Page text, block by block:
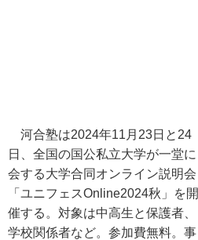
河合塾は2024年11月23日と24
日、全国の国公私立大学が一堂に
会する大学合同オンライン説明会
「ユニフェスOnline2024秋」を開
催する。対象は中高生と保護者、
学校関係者など。参加費無料。事